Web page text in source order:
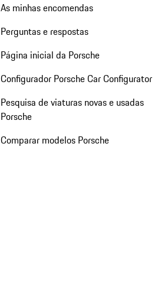
As minhas encomendas
Perguntas e respostas
Página inicial da Porsche
Configurador Porsche Car Configurator
Pesquisa de viaturas novas e usadas
Porsche
Comparar modelos Porsche